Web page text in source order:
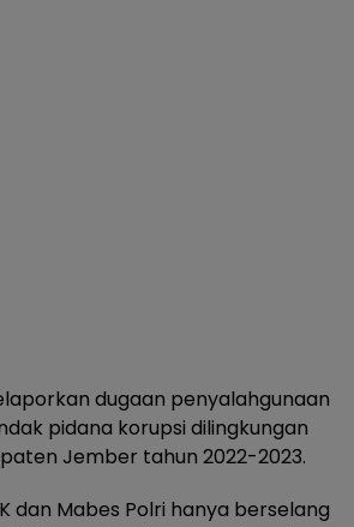
dugaan penyalahgunaan
pidana korupsi dilingkungan
Jember tahun 2022-2023.
dan Mabes Polri hanya berselang